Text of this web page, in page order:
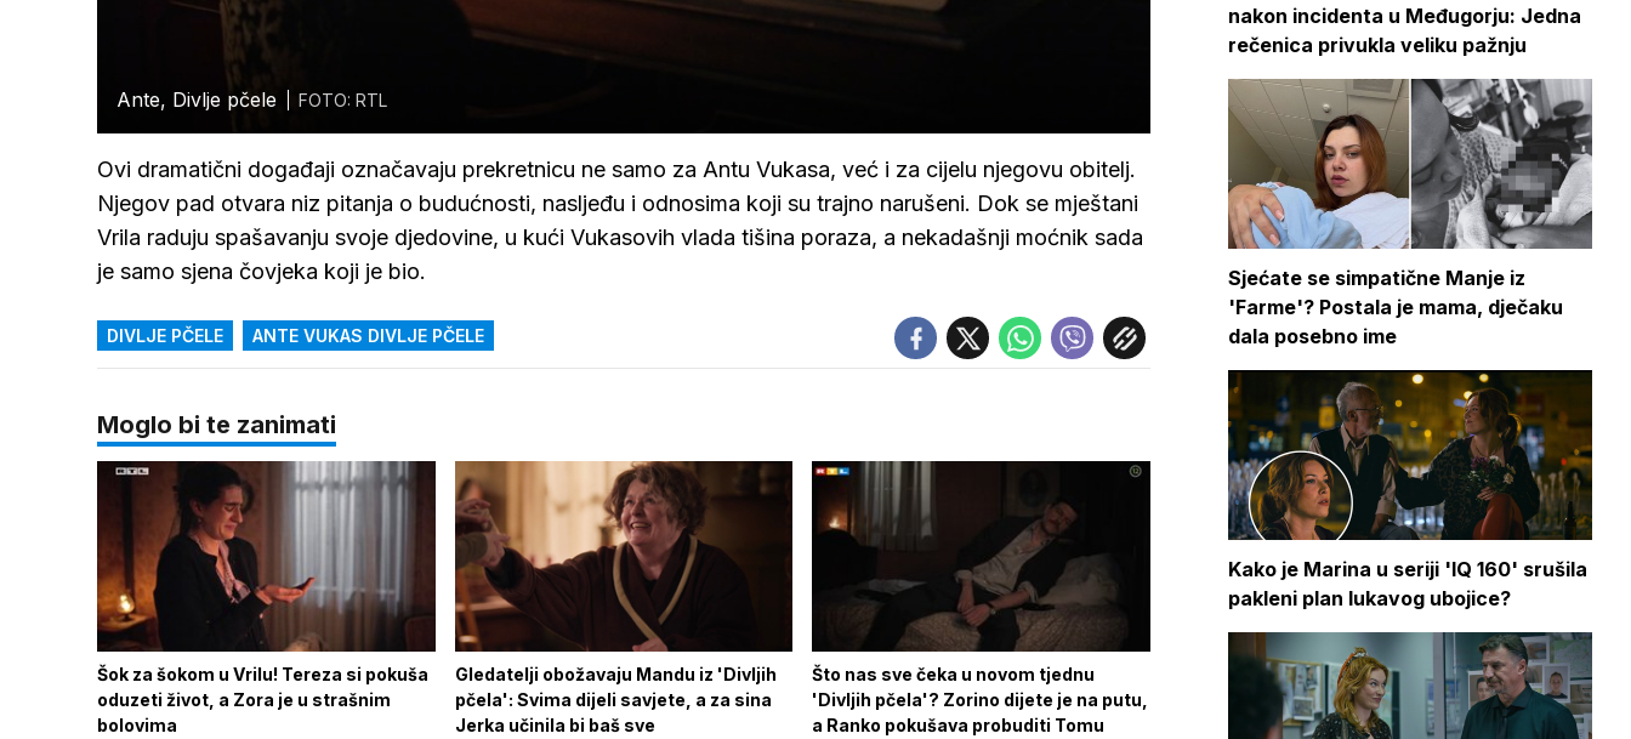
Ante, Divlje pčele FOTO: RTL
Ovi dramatični događaji označavaju prekretnicu ne samo za Antu Vukasa, već i za cijelu njegovu obitelj.
Njegov pad otvara niz pitanja o budućnosti, nasljeđu i odnosima koji su trajno narušeni. Dok se mještani
Vrila raduju spašavanju svoje djedovine, u kući Vukasovih vlada tišina poraza, a nekadašnji moćnik sada
je samo sjena čovjeka koji je bio.
DIVLJE PČELE ANTE VUKAS DIVLJE PČELE
Moglo bi te zanimati
Šok za šokom u Vrilu! Tereza si pokuša
oduzeti život, a Zora je u strašnim
bolovima
Gledatelji obožavaju Mandu iz 'Divljih
pčela': Svima dijeli savjete, a za sina
Jerka učinila bi baš sve
Što nas sve čeka u novom tjednu
'Divljih pčela'? Zorino dijete je na putu,
a Ranko pokušava probuditi Tomu
nakon incidenta u Međugorju: Jedna
rečenica privukla veliku pažnju
Sjećate se simpatične Manje iz
'Farme'? Postala je mama, dječaku
dala posebno ime
Kako je Marina u seriji 'IQ 160' srušila
pakleni plan lukavog ubojice?